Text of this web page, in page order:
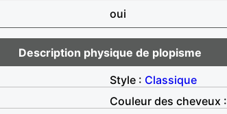
oui
Description physique de plopisme
Style : Classique
Couleur des cheveux :